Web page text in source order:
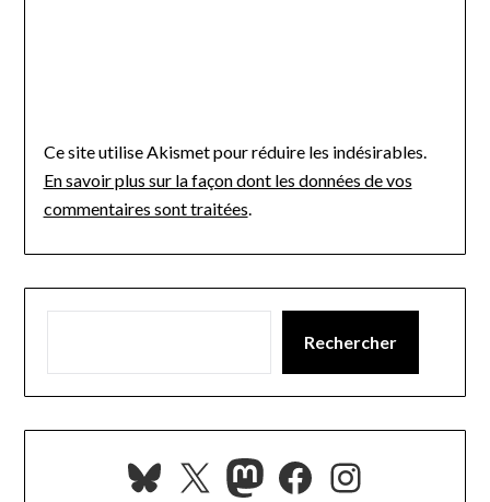
Ce site utilise Akismet pour réduire les indésirables.
En savoir plus sur la façon dont les données de vos
commentaires sont traitées
Rechercher
Bluesky
X Mastodon
Facebook